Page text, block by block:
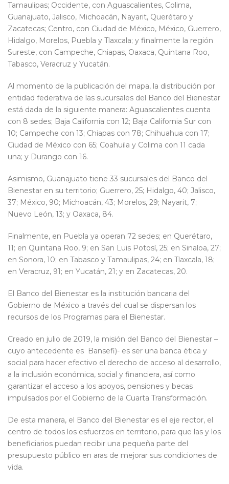
Tamaulipas; Occidente, con Aguascalientes, Colima,
Guanajuato, Jalisco, Michoacán, Nayarit, Querétaro y
Zacatecas; Centro, con Ciudad de México, México, Guerrero,
Hidalgo, Morelos, Puebla y Tlaxcala; y finalmente la región
Sureste, con Campeche, Chiapas, Oaxaca, Quintana Roo,
Tabasco, Veracruz y Yucatán.
Al momento de la publicación del mapa, la distribución por
entidad federativa de las sucursales del Banco del Bienestar
está dada de la siguiente manera: Aguascalientes cuenta
con 8 sedes; Baja California con 12; Baja California Sur con
10; Campeche con 13; Chiapas con 78; Chihuahua con 17;
Ciudad de México con 65; Coahuila y Colima con 11 cada
una; y Durango con 16.
Asimismo, Guanajuato tiene 33 sucursales del Banco del
Bienestar en su territorio; Guerrero, 25; Hidalgo, 40; Jalisco,
37; México, 90; Michoacán, 43; Morelos, 29; Nayarit, 7;
Nuevo León, 13; y Oaxaca, 84.
Finalmente, en Puebla ya operan 72 sedes; en Querétaro,
11; en Quintana Roo, 9; en San Luis Potosí, 25; en Sinaloa, 27;
en Sonora, 10; en Tabasco y Tamaulipas, 24; en Tlaxcala, 18;
en Veracruz, 91; en Yucatán, 21; y en Zacatecas, 20.
El Banco del Bienestar es la institución bancaria del
Gobierno de México a través del cual se dispersan los
recursos de los Programas para el Bienestar.
Creado en julio de 2019, la misión del Banco del Bienestar –
cuyo antecedente es Bansefi)- es ser una banca ética y
social para hacer efectivo el derecho de acceso al desarrollo,
a la inclusión económica, social y financiera, así como
garantizar el acceso a los apoyos, pensiones y becas
impulsados por el Gobierno de la Cuarta Transformación.
De esta manera, el Banco del Bienestar es el eje rector, el
centro de todos los esfuerzos en territorio, para que las y los
beneficiarios puedan recibir una pequeña parte del
presupuesto público en aras de mejorar sus condiciones de
vida.